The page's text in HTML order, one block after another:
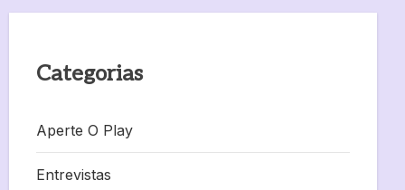
Categorias
Aperte O Play
Entrevistas